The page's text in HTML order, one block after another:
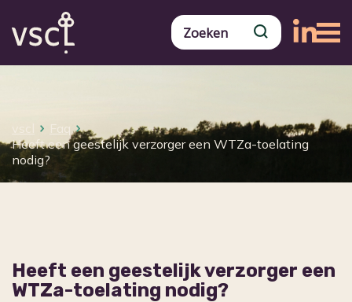
Faq
Heeft een geestelijk verzorger een WTZa-toelating
nodig?
Heeft een geestelijk verzorger een
WTZa-toelating nodig?